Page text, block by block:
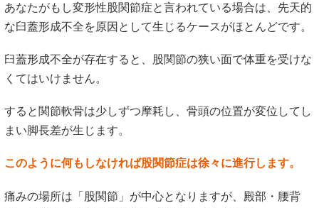
あなたがもし変形性股関節症と言われている場合は、先天的
な臼蓋形成不全を原因として生じるケースがほとんどです。
臼蓋形成不全が存在すると、股関節の狭い面で体重を受けな
くてはいけません。
すると関節軟骨は少しずつ摩耗し、骨頭の位置が変位してし
まい脚長差が生じます。
このように何もしなければ股関節症は徐々に進行します。
痛みの場所は「股関節」が中心となりますが、殿部・腰背